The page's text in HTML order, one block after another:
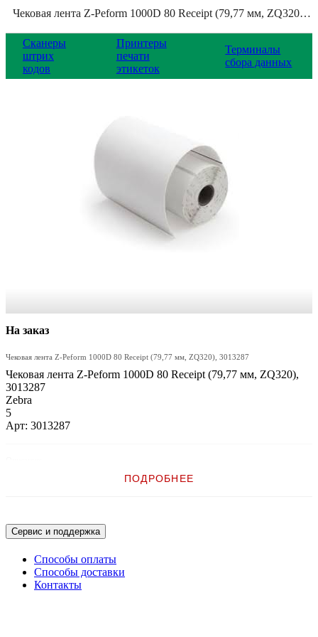
Чековая лента Z-Peform 1000D 80 Receipt (79,77 мм, ZQ320), 3013287
Сканеры
штрих
кодов
Принтеры
печати
этикеток
Терминалы
сбора данных
На заказ
Чековая лента Z-Peform 1000D 80 Receipt (79,77 мм, ZQ320), 3013287
Чековая лента Z-Peform 1000D 80 Receipt (79,77 мм, ZQ320),
3013287
Zebra
5
Арт: 3013287
Чековая лента Z-Peform 1000D 80 Receipt (79,77 мм, ZQ320)
ПОДРОБНЕЕ
Сервис и поддержка
Способы оплаты
Способы доставки
Контакты